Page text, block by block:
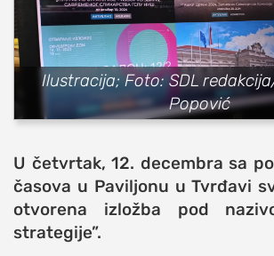
kultura
sport
fudbal
košarka
rukomet
e-sport
ostali sportovi
zabava
muzika
Ilustracija; Foto: SDL
Popović
U četvrtak, 12. decembra sa
časova u Paviljonu u Tvrđavi
otvorena izložba pod
strategije”.